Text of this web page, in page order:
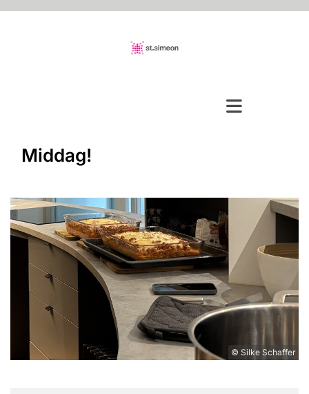
Middag!
© Silke Schaffer